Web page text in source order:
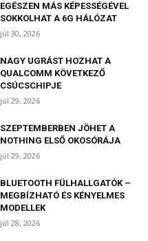
EGÉSZEN MÁS KÉPESSÉGÉVEL
SOKKOLHAT A 6G HÁLÓZAT
júl 30, 2026
NAGY UGRÁST HOZHAT A
QUALCOMM KÖVETKEZŐ
CSÚCSCHIPJE
júl 29, 2026
SZEPTEMBERBEN JÖHET A
NOTHING ELSŐ OKOSÓRÁJA
júl 29, 2026
BLUETOOTH FÜLHALLGATÓK –
MEGBÍZHATÓ ÉS KÉNYELMES
MODELLEK
júl 28, 2026